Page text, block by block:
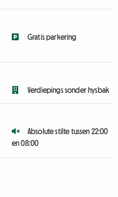
Gratis parkering
Verdiepings sonder hysbak
Absolute stilte tussen 22:00
en 08:00